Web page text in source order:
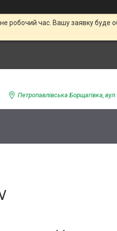
робочий час. Вашу заявку
Петропавлівська Борщагівка, вул.